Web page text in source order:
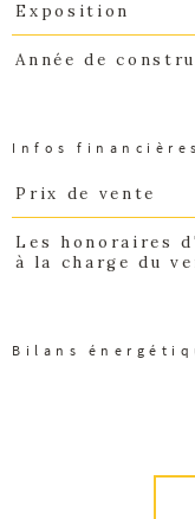
Exposition
Année de
Infos financières
Caractéristiques Valeurs
Prix de vente
Les honoraires
à la charge du
Bilans